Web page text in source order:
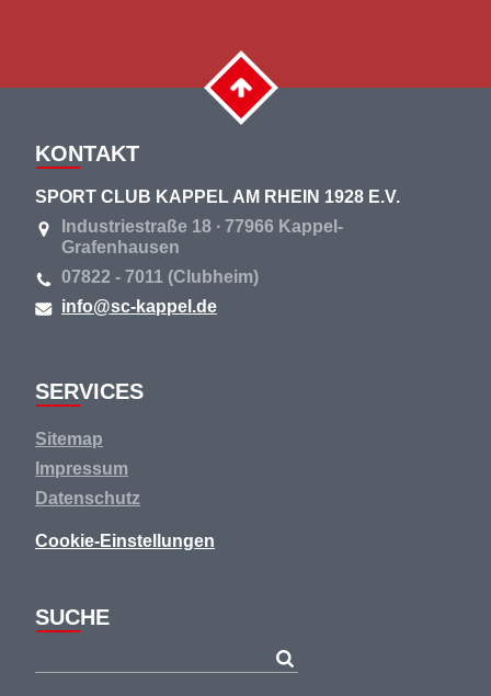
KONTAKT
SPORT CLUB KAPPEL AM RHEIN 1928 E.V.
Industriestraße 18 ∙ 77966 Kappel-
Grafenhausen
07822 - 7011 (Clubheim)
info@sc-kappel.de
SERVICES
Navigation
überspringen
Sitemap
Impressum
Datenschutz
Cookie-Einstellungen
SUCHE